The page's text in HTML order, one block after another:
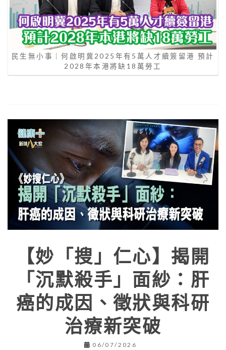
民生無小事｜何啟明冀2025年有5萬人才續簽留港 預計
2028年本港將缺18萬勞工
【妙「搜」仁心】揭開
「沉默殺手」面紗：肝
癌的成因、徵狀與科研
治療新突破
06/07/2026